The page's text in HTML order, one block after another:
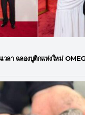
เวลา ฉลองบูติกแห่งใหม่